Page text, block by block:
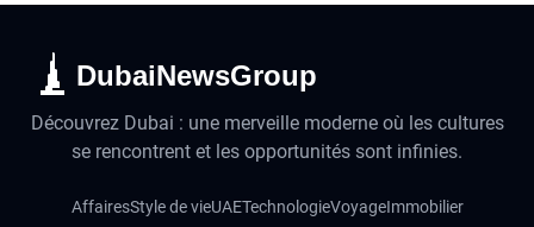
DubaiNewsGroup
Découvrez Dubai : une merveille moderne où les cultures
se rencontrent et les opportunités sont infinies.
AffairesStyle de vieUAETechnologieVoyageImmobilier